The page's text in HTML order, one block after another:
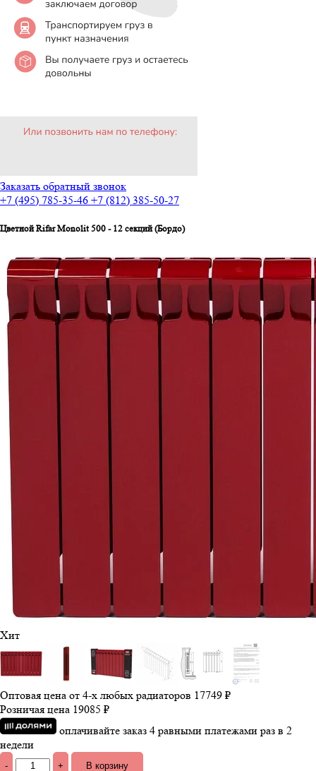
Заказать обратный звонок
+7 (495) 785-35-46 +7 (812) 385-50-27
Цветной Rifar Monolit 500 - 12 секций (Бордо)
Хит
Оптовая цена от 4-х любых радиаторов 17749 ₽
Розничая цена 19085 ₽
оплачивайте заказ 4 равными платежами раз в 2
недели
- +